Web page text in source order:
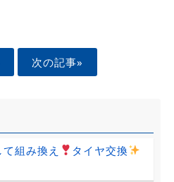
次の記事»
組み換え タイヤ交換